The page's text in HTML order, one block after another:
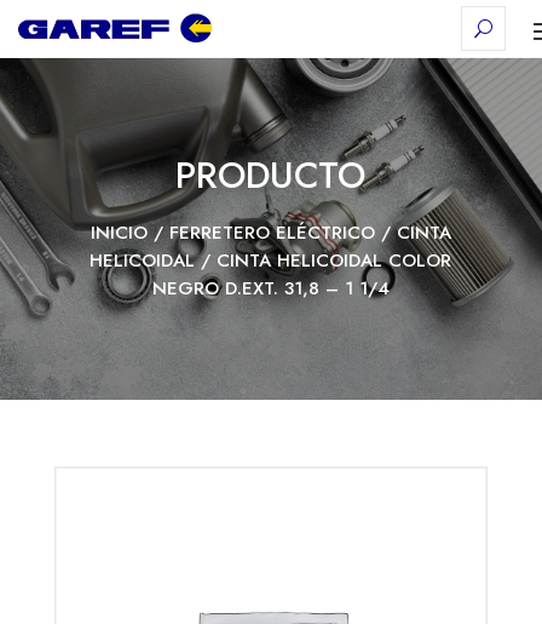
PRODUCTO
INICIO/FERRETERO ELÉCTRICO/CINTA
HELICOIDAL/ CINTA HELICOIDAL COLOR
NEGRO D.EXT. 31,8 – 1 1/4